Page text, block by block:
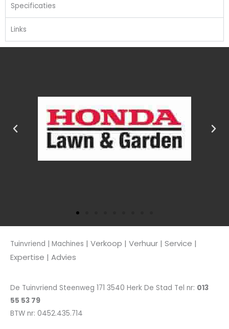
Specificaties
Links
Tuinvriend | Machines | Verkoop | Verhuur | Service |
Expertise | Advies
De Tuinvriend Steenweg 171 3540 Herk De Stad Tel nr: 013
55 53 79
BTW nr: 0452.435.714